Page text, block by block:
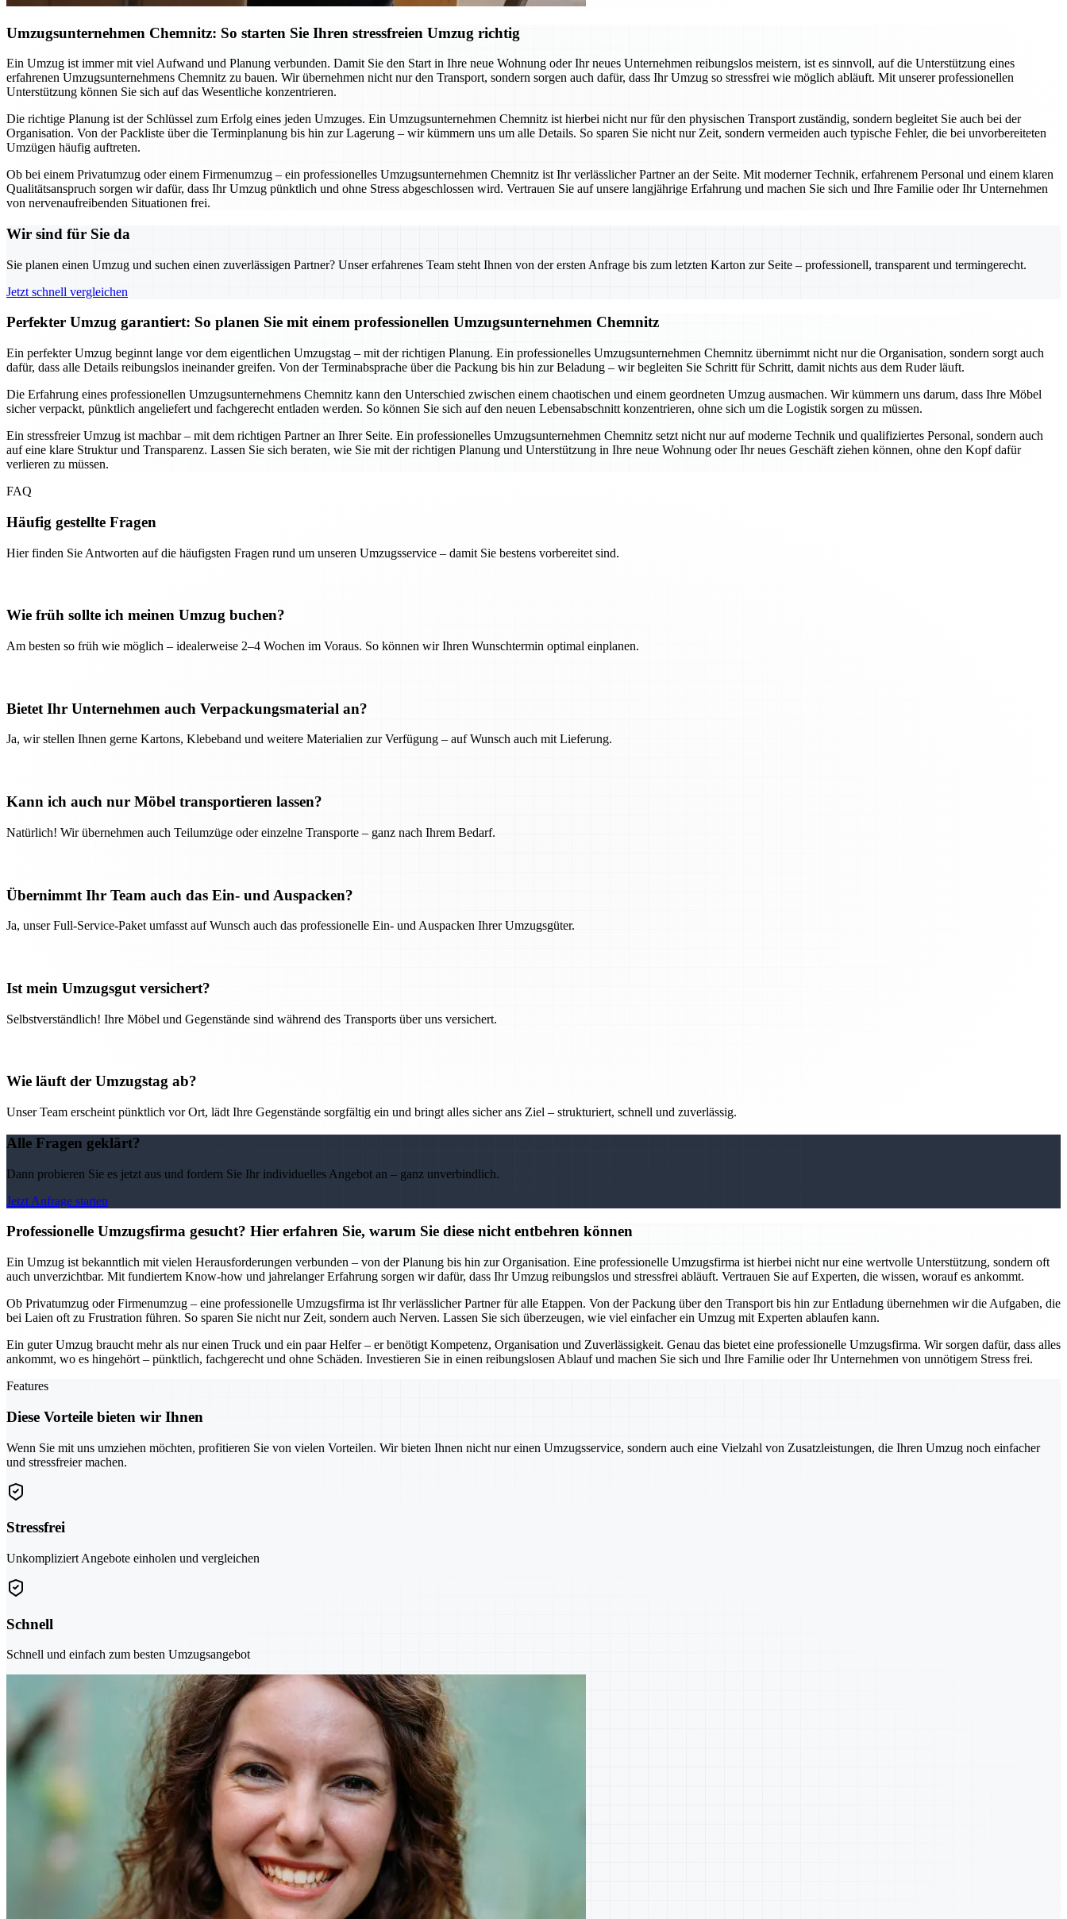
Umzugsunternehmen Chemnitz: So starten Sie Ihren stressfreien Umzug richtig
Ein Umzug ist immer mit viel Aufwand und Planung verbunden. Damit Sie den Start in Ihre neue Wohnung oder Ihr neues Unternehmen reibungslos meistern, ist es sinnvoll, auf die Unterstützung eines
erfahrenen Umzugsunternehmens Chemnitz zu bauen. Wir übernehmen nicht nur den Transport, sondern sorgen auch dafür, dass Ihr Umzug so stressfrei wie möglich abläuft. Mit unserer professionellen
Unterstützung können Sie sich auf das Wesentliche konzentrieren.
Die richtige Planung ist der Schlüssel zum Erfolg eines jeden Umzuges. Ein Umzugsunternehmen Chemnitz ist hierbei nicht nur für den physischen Transport zuständig, sondern begleitet Sie auch bei der
Organisation. Von der Packliste über die Terminplanung bis hin zur Lagerung – wir kümmern uns um alle Details. So sparen Sie nicht nur Zeit, sondern vermeiden auch typische Fehler, die bei unvorbereiteten
Umzügen häufig auftreten.
Ob bei einem Privatumzug oder einem Firmenumzug – ein professionelles Umzugsunternehmen Chemnitz ist Ihr verlässlicher Partner an der Seite. Mit moderner Technik, erfahrenem Personal und einem klaren
Qualitätsanspruch sorgen wir dafür, dass Ihr Umzug pünktlich und ohne Stress abgeschlossen wird. Vertrauen Sie auf unsere langjährige Erfahrung und machen Sie sich und Ihre Familie oder Ihr Unternehmen
von nervenaufreibenden Situationen frei.
Wir sind für Sie da
Sie planen einen Umzug und suchen einen zuverlässigen Partner? Unser erfahrenes Team steht Ihnen von der ersten Anfrage bis zum letzten Karton zur Seite – professionell, transparent und termingerecht.
Jetzt schnell vergleichen
Perfekter Umzug garantiert: So planen Sie mit einem professionellen Umzugsunternehmen Chemnitz
Ein perfekter Umzug beginnt lange vor dem eigentlichen Umzugstag – mit der richtigen Planung. Ein professionelles Umzugsunternehmen Chemnitz übernimmt nicht nur die Organisation, sondern sorgt auch
dafür, dass alle Details reibungslos ineinander greifen. Von der Terminabsprache über die Packung bis hin zur Beladung – wir begleiten Sie Schritt für Schritt, damit nichts aus dem Ruder läuft.
Die Erfahrung eines professionellen Umzugsunternehmens Chemnitz kann den Unterschied zwischen einem chaotischen und einem geordneten Umzug ausmachen. Wir kümmern uns darum, dass Ihre Möbel
sicher verpackt, pünktlich angeliefert und fachgerecht entladen werden. So können Sie sich auf den neuen Lebensabschnitt konzentrieren, ohne sich um die Logistik sorgen zu müssen.
Ein stressfreier Umzug ist machbar – mit dem richtigen Partner an Ihrer Seite. Ein professionelles Umzugsunternehmen Chemnitz setzt nicht nur auf moderne Technik und qualifiziertes Personal, sondern auch
auf eine klare Struktur und Transparenz. Lassen Sie sich beraten, wie Sie mit der richtigen Planung und Unterstützung in Ihre neue Wohnung oder Ihr neues Geschäft ziehen können, ohne den Kopf dafür
verlieren zu müssen.
FAQ
Häufig gestellte Fragen
Hier finden Sie Antworten auf die häufigsten Fragen rund um unseren Umzugsservice – damit Sie bestens vorbereitet sind.
Wie früh sollte ich meinen Umzug buchen?
Am besten so früh wie möglich – idealerweise 2–4 Wochen im Voraus. So können wir Ihren Wunschtermin optimal einplanen.
Bietet Ihr Unternehmen auch Verpackungsmaterial an?
Ja, wir stellen Ihnen gerne Kartons, Klebeband und weitere Materialien zur Verfügung – auf Wunsch auch mit Lieferung.
Kann ich auch nur Möbel transportieren lassen?
Natürlich! Wir übernehmen auch Teilumzüge oder einzelne Transporte – ganz nach Ihrem Bedarf.
Übernimmt Ihr Team auch das Ein- und Auspacken?
Ja, unser Full-Service-Paket umfasst auf Wunsch auch das professionelle Ein- und Auspacken Ihrer Umzugsgüter.
Ist mein Umzugsgut versichert?
Selbstverständlich! Ihre Möbel und Gegenstände sind während des Transports über uns versichert.
Wie läuft der Umzugstag ab?
Unser Team erscheint pünktlich vor Ort, lädt Ihre Gegenstände sorgfältig ein und bringt alles sicher ans Ziel – strukturiert, schnell und zuverlässig.
Alle Fragen geklärt?
Dann probieren Sie es jetzt aus und fordern Sie Ihr individuelles Angebot an – ganz unverbindlich.
Jetzt Anfrage starten
Professionelle Umzugsfirma gesucht? Hier erfahren Sie, warum Sie diese nicht entbehren können
Ein Umzug ist bekanntlich mit vielen Herausforderungen verbunden – von der Planung bis hin zur Organisation. Eine professionelle Umzugsfirma ist hierbei nicht nur eine wertvolle Unterstützung, sondern oft
auch unverzichtbar. Mit fundiertem Know-how und jahrelanger Erfahrung sorgen wir dafür, dass Ihr Umzug reibungslos und stressfrei abläuft. Vertrauen Sie auf Experten, die wissen, worauf es ankommt.
Ob Privatumzug oder Firmenumzug – eine professionelle Umzugsfirma ist Ihr verlässlicher Partner für alle Etappen. Von der Packung über den Transport bis hin zur Entladung übernehmen wir die Aufgaben, die
bei Laien oft zu Frustration führen. So sparen Sie nicht nur Zeit, sondern auch Nerven. Lassen Sie sich überzeugen, wie viel einfacher ein Umzug mit Experten ablaufen kann.
Ein guter Umzug braucht mehr als nur einen Truck und ein paar Helfer – er benötigt Kompetenz, Organisation und Zuverlässigkeit. Genau das bietet eine professionelle Umzugsfirma. Wir sorgen dafür, dass alles
ankommt, wo es hingehört – pünktlich, fachgerecht und ohne Schäden. Investieren Sie in einen reibungslosen Ablauf und machen Sie sich und Ihre Familie oder Ihr Unternehmen von unnötigem Stress frei.
Features
Diese Vorteile bieten wir Ihnen
Wenn Sie mit uns umziehen möchten, profitieren Sie von vielen Vorteilen. Wir bieten Ihnen nicht nur einen Umzugsservice, sondern auch eine Vielzahl von Zusatzleistungen, die Ihren Umzug noch einfacher
und stressfreier machen.
Stressfrei
Unkompliziert Angebote einholen und vergleichen
Schnell
Schnell und einfach zum besten Umzugsangebot